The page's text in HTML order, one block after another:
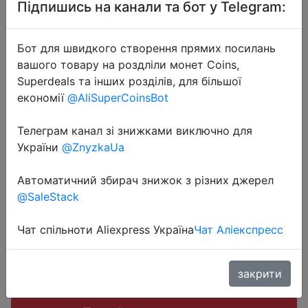
2020-06-24
Набор контейнеров Glasslock
400ml).
999 руб.
Підпишись на канали та бот у Telegram:
Бот для швидкого створення прямих посилань
вашого товару на роздліли монет Coins,
Superdeals та інших розділів, для більшої
економії @AliSuperCoinsBot
Телеграм канал зі знижками виключно для
України @ZnyzkaUa
Автоматичний збирач знижок з різних джерел
@SaleStack
Чат спільноти Aliexpress УкраїнаЧат Аліекспресс
закрити